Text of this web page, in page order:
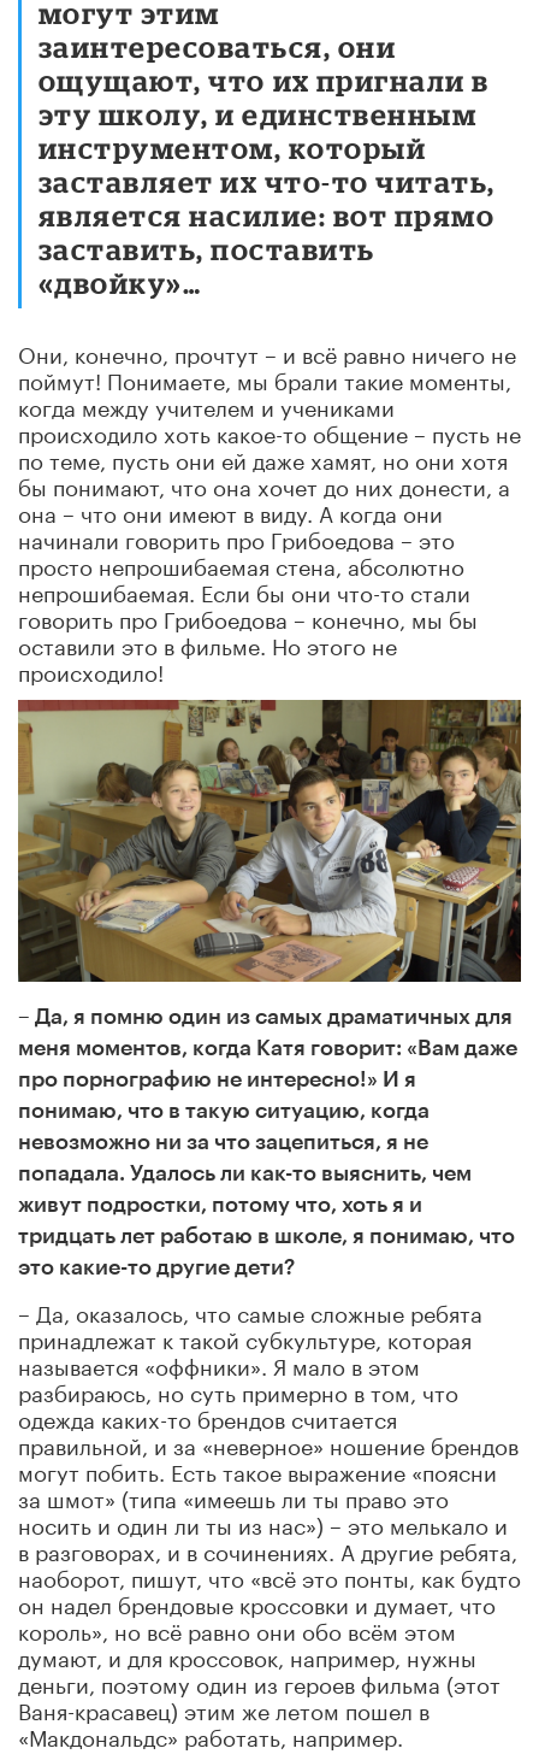
могут этим
заинтересоваться, они
ощущают, что их пригнали в
эту школу, и единственным
инструментом, который
заставляет их что-то читать,
является насилие: вот прямо
заставить, поставить
«двойку»…
Они, конечно, прочтут – и всё равно ничего не
поймут! Понимаете, мы брали такие моменты,
когда между учителем и учениками
происходило хоть какое-то общение – пусть не
по теме, пусть они ей даже хамят, но они хотя
бы понимают, что она хочет до них донести, а
она – что они имеют в виду. А когда они
начинали говорить про Грибоедова – это
просто непрошибаемая стена, абсолютно
непрошибаемая. Если бы они что-то стали
говорить про Грибоедова – конечно, мы бы
оставили это в фильме. Но этого не
происходило!
– Да, я помню один из самых драматичных для
меня моментов, когда Катя говорит: «Вам даже
про порнографию не интересно!» И я
понимаю, что в такую ситуацию, когда
невозможно ни за что зацепиться, я не
попадала. Удалось ли как-то выяснить, чем
живут подростки, потому что, хоть я и
тридцать лет работаю в школе, я понимаю, что
это какие-то другие дети?
– Да, оказалось, что самые сложные ребята
принадлежат к такой субкультуре, которая
называется «оффники». Я мало в этом
разбираюсь, но суть примерно в том, что
одежда каких-то брендов считается
правильной, и за «неверное» ношение брендов
могут побить. Есть такое выражение «поясни
за шмот» (типа «имеешь ли ты право это
носить и один ли ты из нас») – это мелькало и
в разговорах, и в сочинениях. А другие ребята,
наоборот, пишут, что «всё это понты, как будто
он надел брендовые кроссовки и думает, что
король», но всё равно они обо всём этом
думают, и для кроссовок, например, нужны
деньги, поэтому один из героев фильма (этот
Ваня-красавец) этим же летом пошел в
«Макдональдс» работать, например.